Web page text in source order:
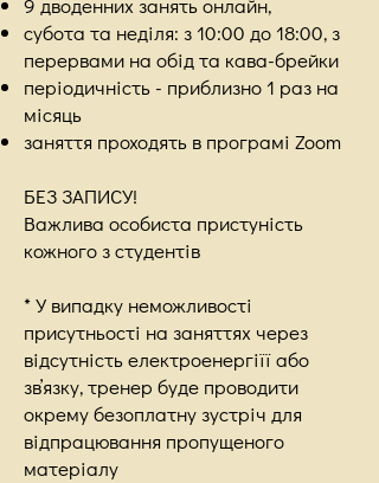
субота та неділя: з 10:00 до 18:00, з
перервами на обід та кава-брейки
періодичність - приблизно 1 раз на
місяць
заняття проходять в програмі Zoom
БЕЗ ЗАПИСУ!
Важлива особиста пристуність
кожного з студентів
* У випадку неможливості
присутньості на заняттях через
відсутність електроенергіїї або
звʼязку, тренер буде проводити
окрему безоплатну зустріч для
відпрацювання пропущеного
матеріалу